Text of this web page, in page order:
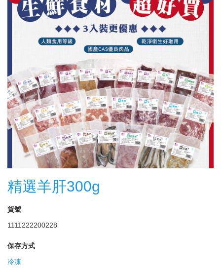
精選羊肝300g
貨號
1111222200228
保存方式
冷凍